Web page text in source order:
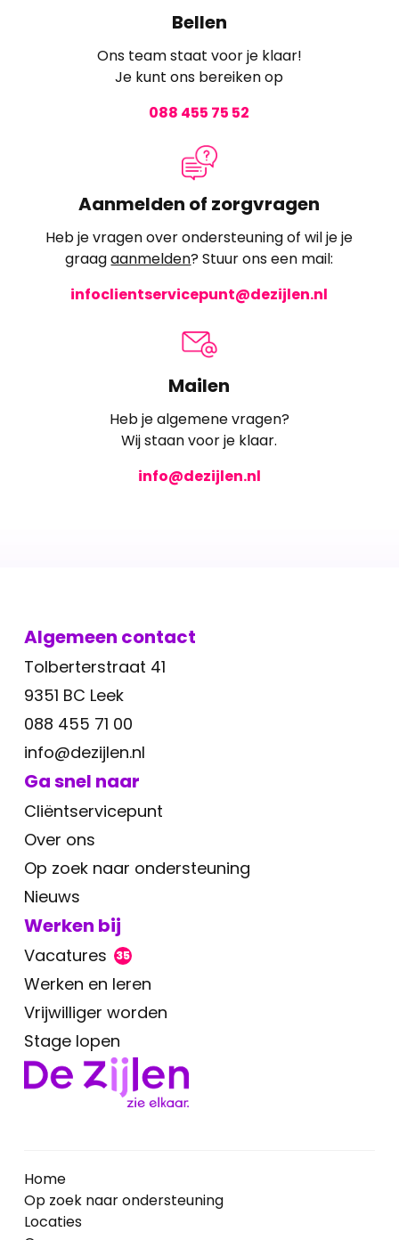
Bellen
Ons team staat voor je klaar!
Je kunt ons bereiken op
088 455 75 52
Aanmelden of zorgvragen
Heb je vragen over ondersteuning of wil je je
graagaanmelden? Stuur ons een mail:
infoclientservicepunt@dezijlen.nl
Mailen
Heb je algemene vragen?
Wij staan voor je klaar.
info@dezijlen.nl
Algemeen contact
Tolberterstraat 41
9351 BC Leek
088 455 71 00
info@dezijlen.nl
Ga snel naar
Cliëntservicepunt
Over ons
Op zoek naar ondersteuning
Nieuws
Werken bij
Vacatures 35
Werken en leren
Vrijwilliger worden
Stage lopen
Home
Op zoek naar ondersteuning
Locaties